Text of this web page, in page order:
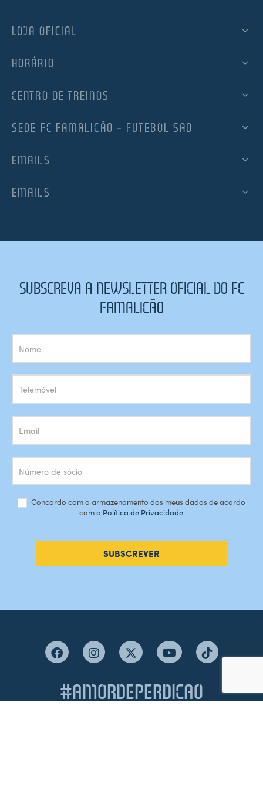
LOJA OFICIAL
HORÁRIO
CENTRO DE TREINOS
SEDE FC FAMALICÃO – FUTEBOL SAD
EMAILS
EMAILS
SUBSCREVA A NEWSLETTER OFICIAL DO FC
FAMALICÃO
Subscrição
Newsletter
Concordo com o armazenamento dos meus dados de acordo
com a Política de Privacidade
SUBSCREVER
#AMORDEPERDICAO